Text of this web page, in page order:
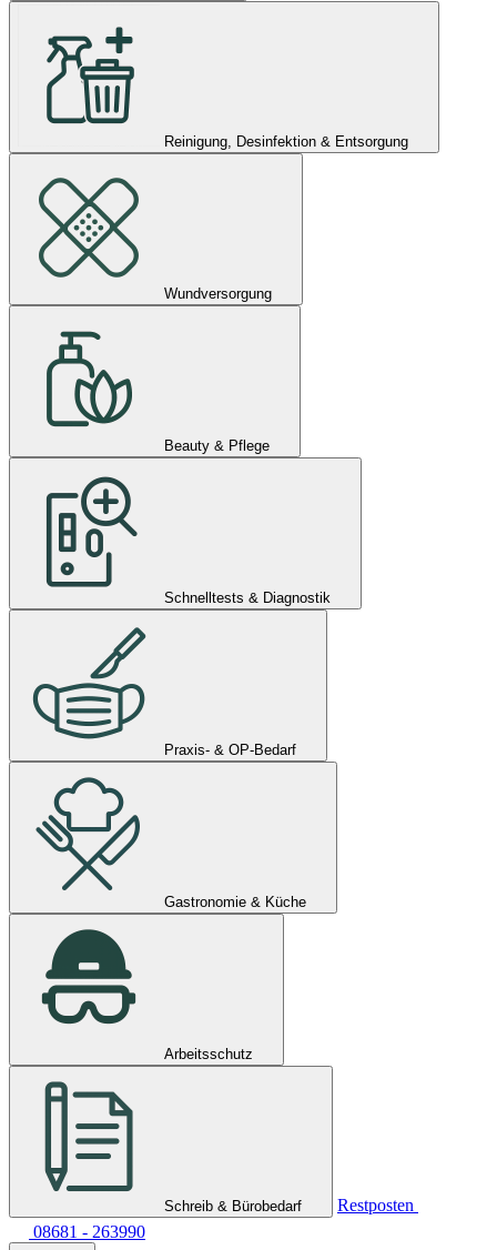
Reinigung, Desinfektion & Entsorgung
Wundversorgung
Beauty & Pflege
Schnelltests & Diagnostik
Praxis- & OP-Bedarf
Gastronomie & Küche
Arbeitsschutz
Schreib & Bürobedarf
Restposten
08681 - 263990